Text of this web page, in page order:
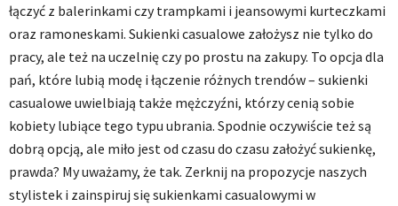
łączyć z balerinkami czy trampkami i jeansowymi kurteczkami
oraz ramoneskami. Sukienki casualowe założysz nie tylko do
pracy, ale też na uczelnię czy po prostu na zakupy. To opcja dla
pań, które lubią modę i łączenie różnych trendów – sukienki
casualowe uwielbiają także mężczyźni, którzy cenią sobie
kobiety lubiące tego typu ubrania. Spodnie oczywiście też są
dobrą opcją, ale miło jest od czasu do czasu założyć sukienkę,
prawda? My uważamy, że tak. Zerknij na propozycje naszych
stylistek i zainspiruj się sukienkami casualowymi w